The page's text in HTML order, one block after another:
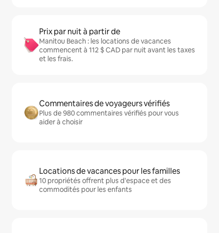
Prix par nuit à partir de
Manitou Beach : les locations de vacances
commencent à 112 $ CAD par nuit avant les taxes
et les frais.
Commentaires de voyageurs vérifiés
Plus de 980 commentaires vérifiés pour vous
aider à choisir
Locations de vacances pour les familles
10 propriétés offrent plus d'espace et des
commodités pour les enfants